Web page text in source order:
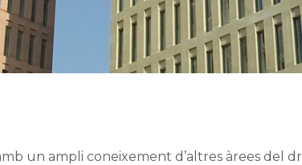
un ampli coneixement d’altres àrees del